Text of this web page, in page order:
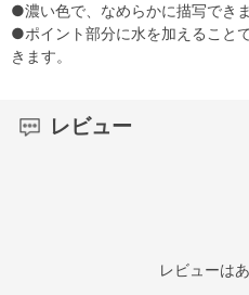
●濃い色で、なめらかに描写できま
●ポイント部分に水を加えること
きます。
レビュー
レビューは